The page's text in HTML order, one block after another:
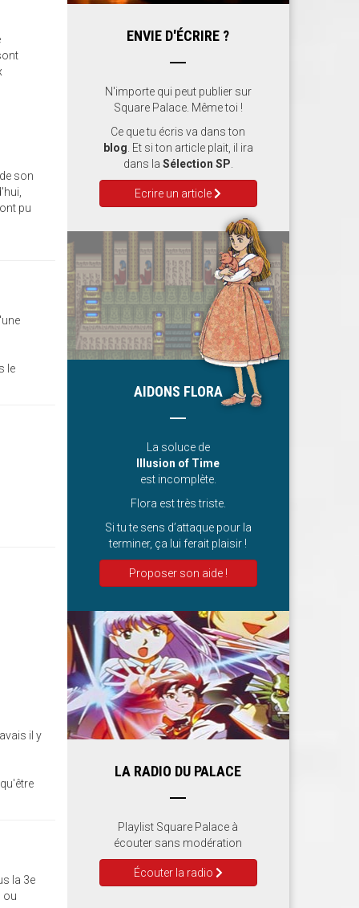
son
pu
le
il y
la 3e
ou
ENVIE D'ÉCRIRE ?
N'importe qui peut publier sur
Square Palace. Même toi !
Ce que tu écris va dans ton
blog . Et si ton article plait, il ira
dans la Sélection SP
Ecrire un article
AIDONS FLORA
La soluce de
Illusion of Time
est incomplète.
Flora est très triste.
Si tu te sens d’attaque pour la
terminer, ça lui ferait plaisir !
Proposer son aide !
LA RADIO DU PALACE
Playlist Square Palace à
écouter sans modération
Écouter la radio